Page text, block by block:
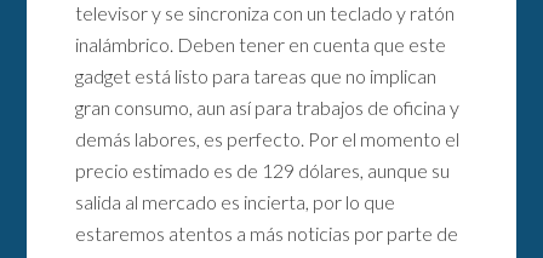
televisor y se sincroniza con un teclado y ratón
inalámbrico. Deben tener en cuenta que este
gadget está listo para tareas que no implican
gran consumo, aun así para trabajos de oficina y
demás labores, es perfecto. Por el momento el
precio estimado es de 129 dólares, aunque su
salida al mercado es incierta, por lo que
estaremos atentos a más noticias por parte de